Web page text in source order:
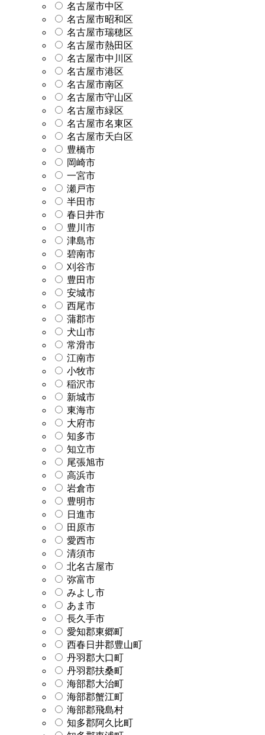
名古屋市中区
名古屋市昭和区
名古屋市瑞穂区
名古屋市熱田区
名古屋市中川区
名古屋市港区
名古屋市南区
名古屋市守山区
名古屋市緑区
名古屋市名東区
名古屋市天白区
豊橋市
岡崎市
一宮市
瀬戸市
半田市
春日井市
豊川市
津島市
碧南市
刈谷市
豊田市
安城市
西尾市
蒲郡市
犬山市
常滑市
江南市
小牧市
稲沢市
新城市
東海市
大府市
知多市
知立市
尾張旭市
高浜市
岩倉市
豊明市
日進市
田原市
愛西市
清須市
北名古屋市
弥富市
みよし市
あま市
長久手市
愛知郡東郷町
西春日井郡豊山町
丹羽郡大口町
丹羽郡扶桑町
海部郡大治町
海部郡蟹江町
海部郡飛島村
知多郡阿久比町